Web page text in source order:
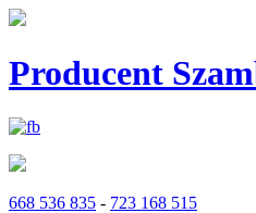
Producent
668 536 835 - 723 168 515